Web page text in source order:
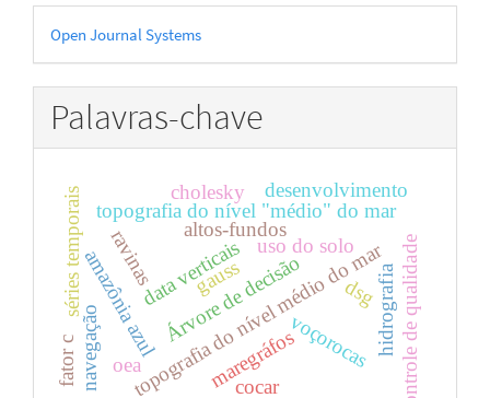
Desenvolvido
por
Open Journal Systems
Palavras-chave
data verticais
topografia do nível médio do mar
amazônia azul voçorocas
ravinas uso do solo
Árvore de decisão
topografia do nível "médio" do mar
controle de qualidade
séries temporais
maregráfos
hidrografia
altos-fundos
navegação cocar
dsg
fator c
gauss
cholesky desenvolvimento
oea